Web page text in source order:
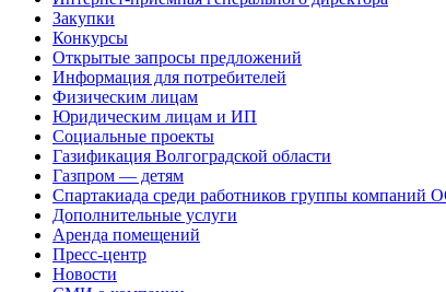
Закупки
Конкурсы
Открытые запросы предложений
Информация для потребителей
Физическим лицам
Юридическим лицам и ИП
Социальные проекты
Газификация Волгоградской области
Газпром — детям
Спартакиада среди работников группы компаний
Дополнительные услуги
Аренда помещений
Пресс-центр
Новости